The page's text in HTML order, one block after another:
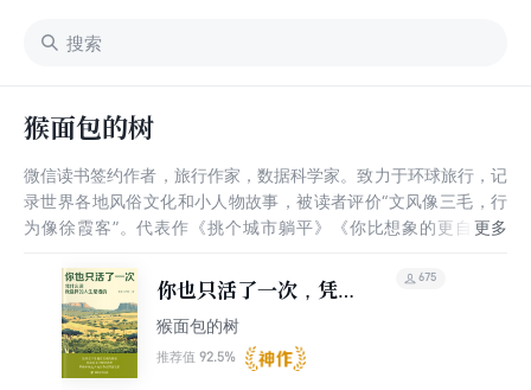
猴面包的树
微信读书签约作者，旅行作家，数据科学家。致力于环球旅行，记
录世界各地风俗文化和小人物故事，被读者评价“文风像三毛，行
为像徐霞客”。代表作《挑个城市躺平》《你比想象的更自由》
你也只活了一次，凭什
么说我选择的人生是错
的？
猴面包的树
推荐值 92.5%
675